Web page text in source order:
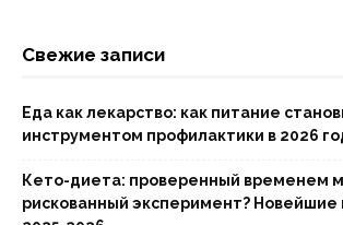
Свежие записи
Еда как лекарство: как питание
инструментом профилактики в 2026
Кето-диета: проверенный временем
рискованный эксперимент? Новейшие